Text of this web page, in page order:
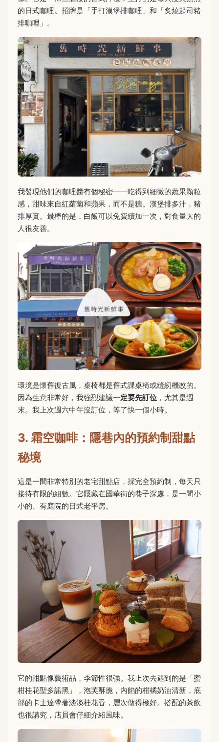
的日式咖哩。招牌是「手打漢堡排咖哩」和「炙燒起司豬
排咖哩」。
我發現他們的咖哩醬有個秘密——吃得到細微的蔬果顆粒
感，甜味來自紅蘿蔔和蘋果，而不是糖。漢堡排多汁，豬
排厚實。最棒的是，白飯可以免費續加一次，對食量大的
人很友善。
環境是懷舊復古風，桌椅都是舊式課桌椅或縫紉機改的。
因為生意非常好，我強烈建議一定要先訂位 ，尤其是週
末。我上次週六中午沒訂位，等了快一個小時。
3. 霜空咖啡：隱巷內的預約制甜點
秘境
這是一間非常特別的老宅甜點店，採完全預約制，每天只
接待有限的組數。它隱藏在國華街的巷子深處，是一間小
小的、有庭院的日式老平房。
它的甜點像藝術品，季節性很強。我上次去遇到的是「蜜
柑桂花聖多諾黑」，泡芙酥脆，內餡的柑橘奶油清新，底
部的卡士達帶著淡淡桂花香，層次做得極好。搭配的茶飲
也很講究，店員會仔細介紹風味。